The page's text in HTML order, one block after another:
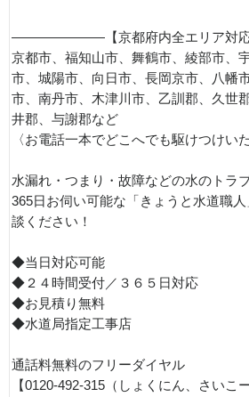
———————【京都府内全エリア
京都市、福知山市、舞鶴市、綾部市、
市、城陽市、向日市、長岡京市、八幡
市、南丹市、木津川市、乙訓郡、久世
井郡、与謝郡など
〈お電話一本でどこへでも駆けつけい
水漏れ・つまり・故障などの水のトラ
365日お伺い可能な「きょうと水道職
談ください！
◆当日対応可能
◆２４時間受付／３６５日対応
◆お見積り無料
◆水道局指定工事店
通話料無料のフリーダイヤル
【0120-492-315（しょくにん、さいこ